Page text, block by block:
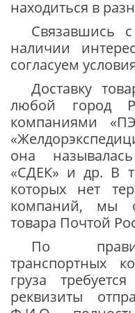
находиться в
Связавшись
наличии
согласуем
Доставку
любой город
компаниями
она
«СДЕК» и др. В
которых нет
компаний, мы
товара Почтой
По
транспортных
груза
реквизиты